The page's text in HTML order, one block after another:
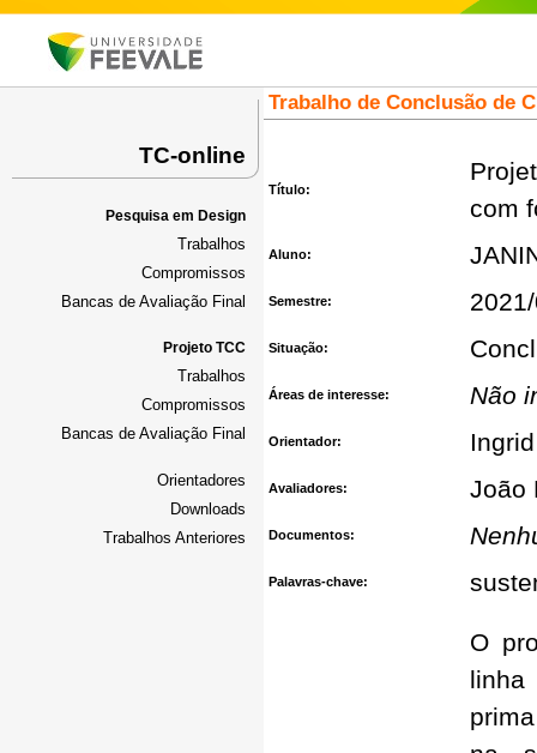
TC-online
Pesquisa em Design
Trabalhos
Compromissos
Bancas de Avaliação Final
Projeto TCC
Trabalhos
Compromissos
Bancas de Avaliação Final
Orientadores
Downloads
Trabalhos Anteriores
Trabalho de Conclusão de
Título:
com
Aluno:
Semestre:
Situação:
Áreas de interesse: Não
Orientador:
Avaliadores: João
Documentos:
Palavras-chave:
O